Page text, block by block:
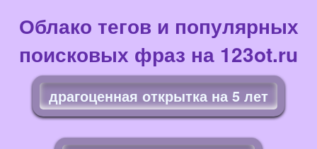
Облако тегов и популярных
поисковых фраз на 123ot.ru
драгоценная открытка на 5 лет